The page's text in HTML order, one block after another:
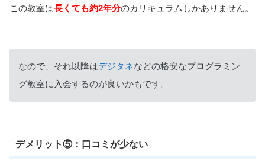
この教室は長くても約2年分のカリキュラムしかありません。
なので、それ以降はデジタネなどの格安なプログラミン
グ教室に入会するのが良いかもです。
デメリット⑤：口コミが少ない